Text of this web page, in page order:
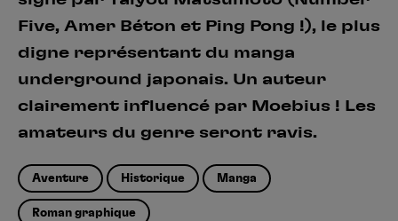
Five, Amer Béton et Ping Pong !), le plus
digne représentant du manga
underground japonais. Un auteur
clairement influencé par Moebius ! Les
amateurs du genre seront ravis.
Aventure Historique Manga
Roman graphique